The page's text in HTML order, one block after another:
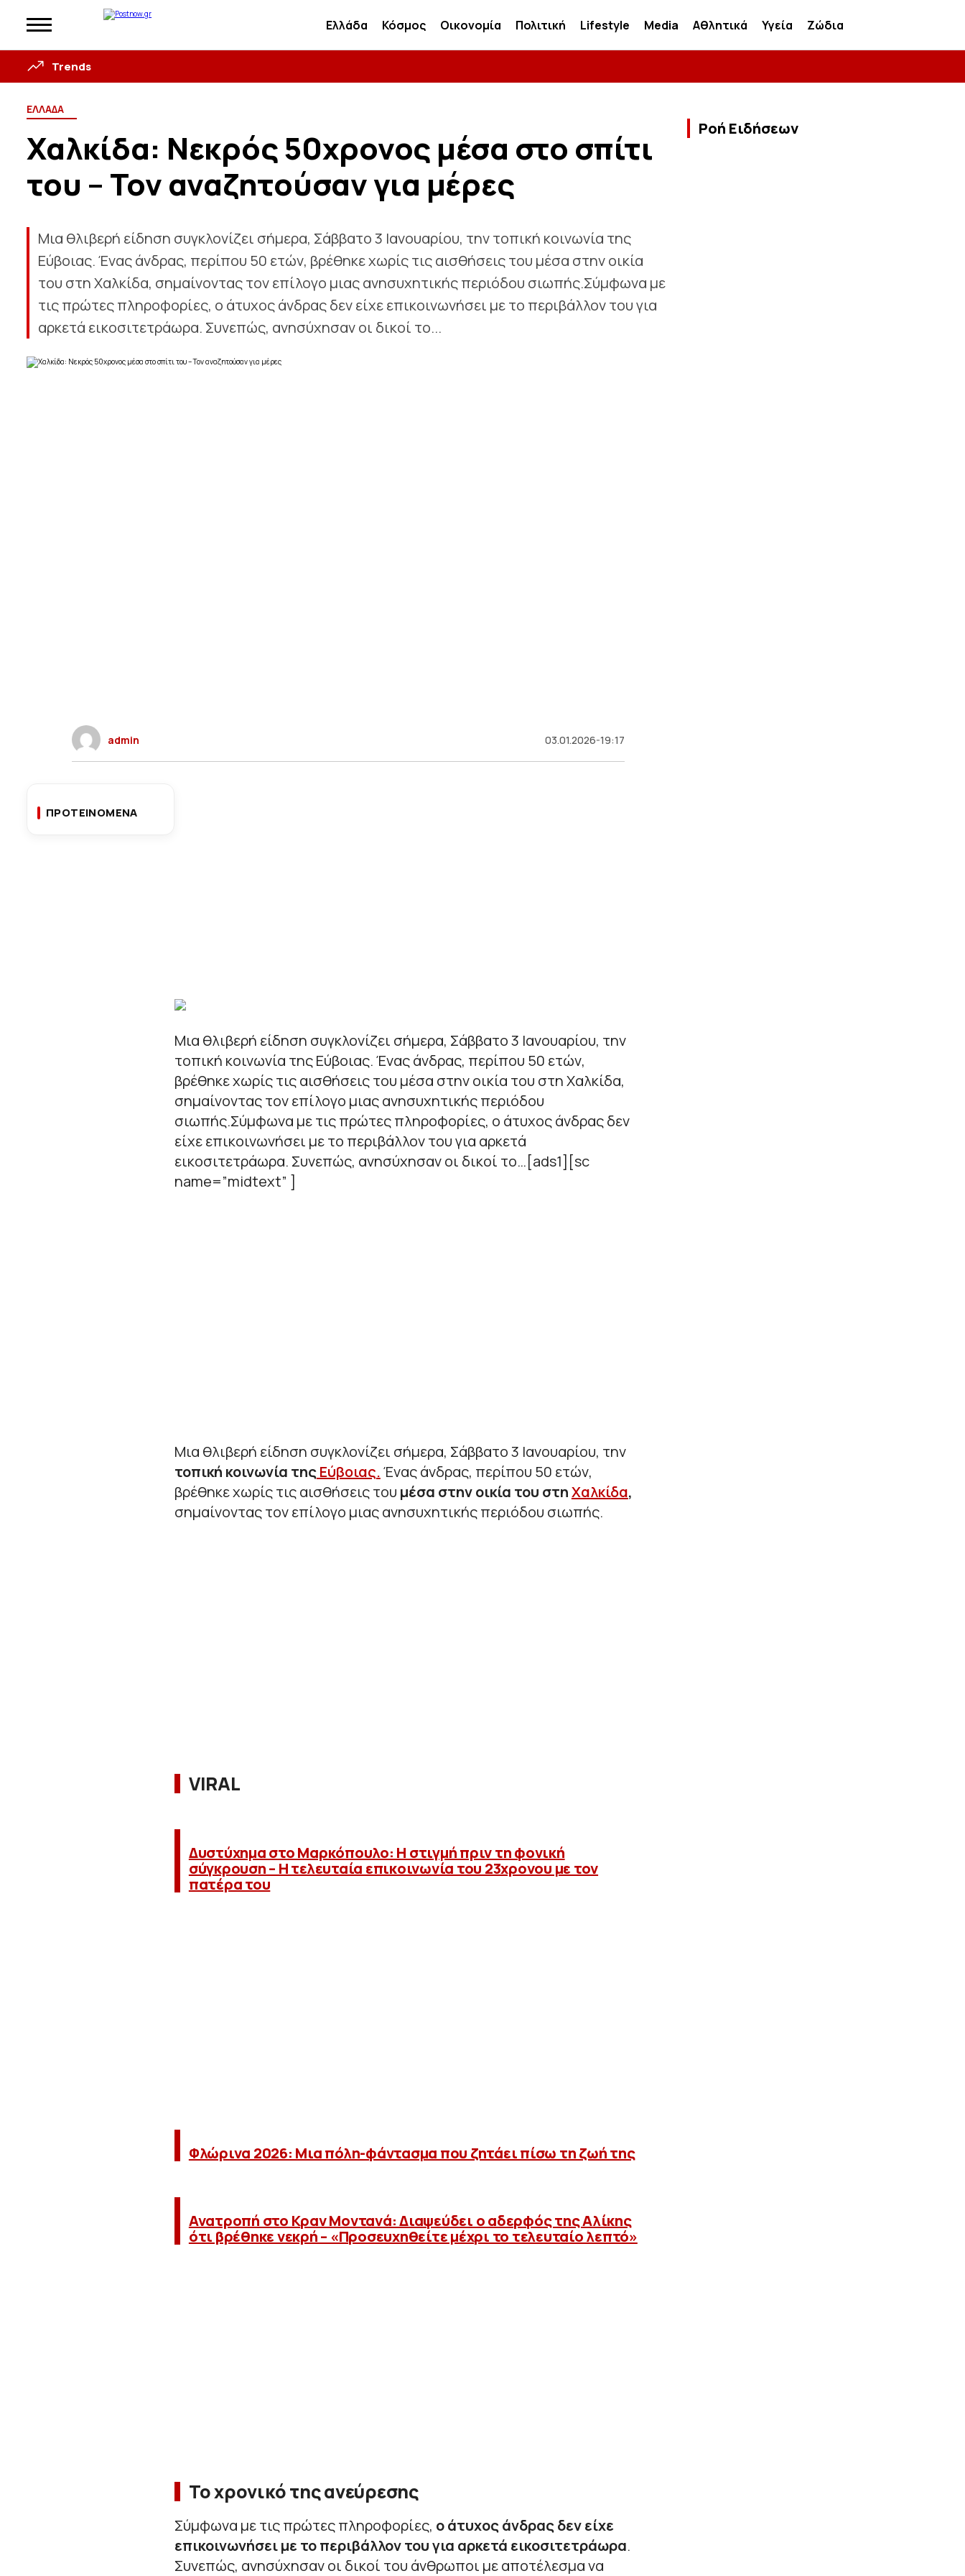
Ελλάδα Κόσμος Οικονομία Πολιτική Lifestyle Media Αθλητικά Υγεία Ζώδια
Trends
ΕΛΛΑΔΑ
Χαλκίδα: Νεκρός 50χρονος μέσα στο σπίτι
του – Τον αναζητούσαν για μέρες
Μια θλιβερή είδηση συγκλονίζει σήμερα, Σάββατο 3 Ιανουαρίου, την τοπική κοινωνία της
Εύβοιας. Ένας άνδρας, περίπου 50 ετών, βρέθηκε χωρίς τις αισθήσεις του μέσα στην οικία
του στη Χαλκίδα, σημαίνοντας τον επίλογο μιας ανησυχητικής περιόδου σιωπής.Σύμφωνα με
τις πρώτες πληροφορίες, ο άτυχος άνδρας δεν είχε επικοινωνήσει με το περιβάλλον του για
αρκετά εικοσιτετράωρα. Συνεπώς, ανησύχησαν οι δικοί το...
admin 03.01.2026-19:17
ΠΡΟΤΕΙΝΟΜΕΝΑ
Μια θλιβερή είδηση συγκλονίζει σήμερα, Σάββατο 3 Ιανουαρίου, την
τοπική κοινωνία της Εύβοιας. Ένας άνδρας, περίπου 50 ετών,
βρέθηκε χωρίς τις αισθήσεις του μέσα στην οικία του στη Χαλκίδα,
σημαίνοντας τον επίλογο μιας ανησυχητικής περιόδου
σιωπής.Σύμφωνα με τις πρώτες πληροφορίες, ο άτυχος άνδρας δεν
είχε επικοινωνήσει με το περιβάλλον του για αρκετά
εικοσιτετράωρα. Συνεπώς, ανησύχησαν οι δικοί το…[ads1][sc
name=”midtext” ]
Μια θλιβερή είδηση συγκλονίζει σήμερα, Σάββατο 3 Ιανουαρίου, την
τοπική κοινωνία τηςΕύβοιας.Ένας άνδρας, περίπου 50 ετών,
βρέθηκε χωρίς τις αισθήσεις του μέσα στην οικία του στηΧαλκίδα,
σημαίνοντας τον επίλογο μιας ανησυχητικής περιόδου σιωπής.
VIRAL
Δυστύχημα στο Μαρκόπουλο: Η στιγμή πριν τη φονική
σύγκρουση – Η τελευταία επικοινωνία του 23χρονου με τον
πατέρα του
Φλώρινα 2026: Μια πόλη-φάντασμα που ζητάει πίσω τη ζωή της
Ανατροπή στο Κραν Μοντανά: Διαψεύδει ο αδερφός της Αλίκης
ότι βρέθηκε νεκρή – «Προσευχηθείτε μέχρι το τελευταίο λεπτό»
Το χρονικό της ανεύρεσης
Σύμφωνα με τις πρώτες πληροφορίες, ο άτυχος άνδρας δεν είχε
επικοινωνήσει με το περιβάλλον του για αρκετά εικοσιτετράωρα.
Συνεπώς, ανησύχησαν οι δικοί του άνθρωποι με αποτέλεσμα να
Ροή Ειδήσεων